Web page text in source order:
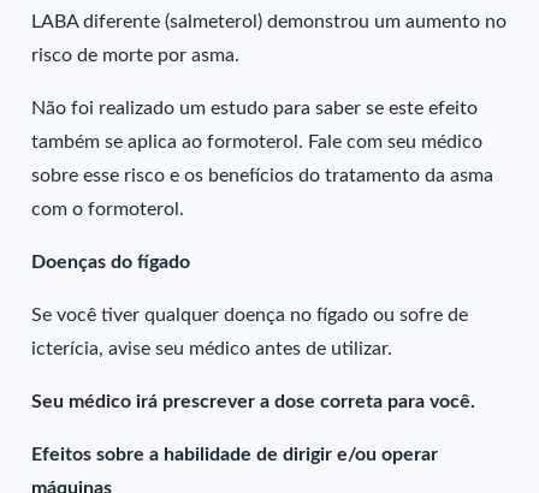
LABA diferente (salmeterol) demonstrou um aumento no
risco de morte por asma.
Não foi realizado um estudo para saber se este efeito
também se aplica ao formoterol. Fale com seu médico
sobre esse risco e os benefícios do tratamento da asma
com o formoterol.
Doenças do fígado
Se você tiver qualquer doença no fígado ou sofre de
icterícia, avise seu médico antes de utilizar.
Seu médico irá prescrever a dose correta para você.
Efeitos sobre a habilidade de dirigir e/ou operar
máquinas